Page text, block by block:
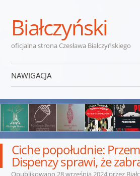
Białczyński
oficjalna strona Czesława Białczyńskiego
NAWIGACJA
Ciche popołudnie:
Dispenzy sprawi, że
Opublikowano 28 września 2024przez